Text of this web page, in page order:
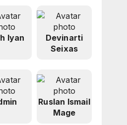
Iyan
Devinarti
Seixas
Ruslan Ismail
Mage